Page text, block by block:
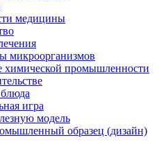
медицины
микроорганизмов
химической промышленности
игра
модель
образец (дизайн)